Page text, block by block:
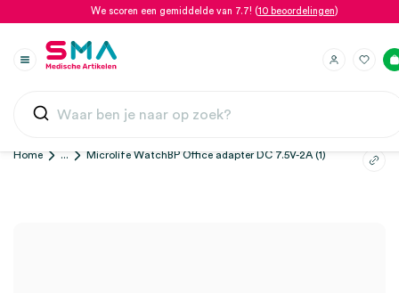
We scoren een gemiddelde van 7.7! (10 beoordelingen)
Home ... Microlife WatchBP Office adapter DC 7.5V-2A (1)